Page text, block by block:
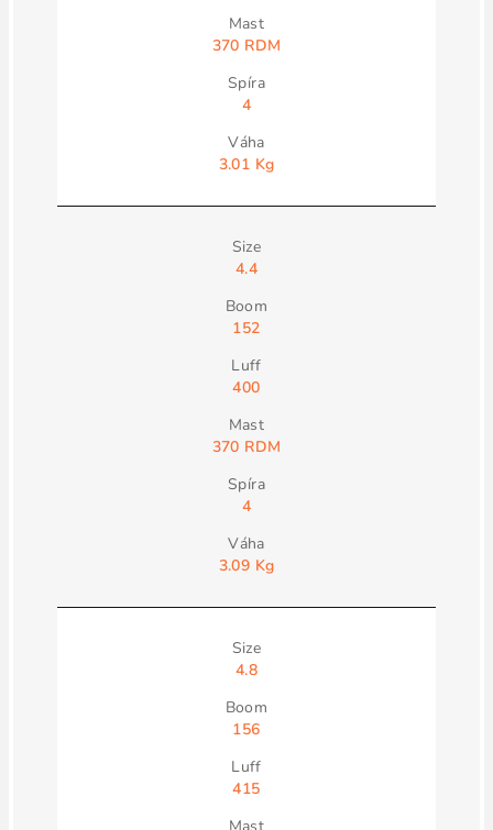
370 RDM
4
3.01 Kg
4.4
152
400
370 RDM
4
3.09 Kg
4.8
156
415